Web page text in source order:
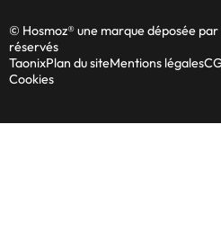
© Hosmoz® une marque déposée
réservés
TaonixPlan du siteMentions légales
Cookies